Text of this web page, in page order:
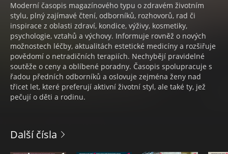
Moderní časopis magazínového typu o zdravém životním
stylu, plný zajímavé čtení, odborníků, rozhovorů, rad či
inspirace z oblasti zdraví, kondice, výživy, kosmetiky,
psychologie, vztahů a výchovy. Informuje rovněž o nových
možnostech léčby, aktualitách estetické medicíny a rozšiřuje
povědomí o netradičních terapiích. Nechybějí pravidelné
soutěže o ceny a oblíbené poradny. Časopis spolupracuje s
řadou předních odborníků a oslovuje zejména ženy nad
třicet let, které preferují aktivní životní styl, ale také ty, jež
pečují o děti a rodinu.
Další čísla